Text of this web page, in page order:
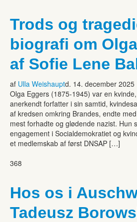
Trods og
biografi om
af Sofie Lene
af Ulla Weishauptd. 14. december 2025
Olga Eggers (1875-1945) var en
anerkendt forfatter i sin samtid,
af kredsen omkring Brandes, endte
mest forhadte og glødende nazist. Hun
engagement i Socialdemokratiet og
et medlemskab af først DNSAP […]
368
Hos os i
Tadeusz